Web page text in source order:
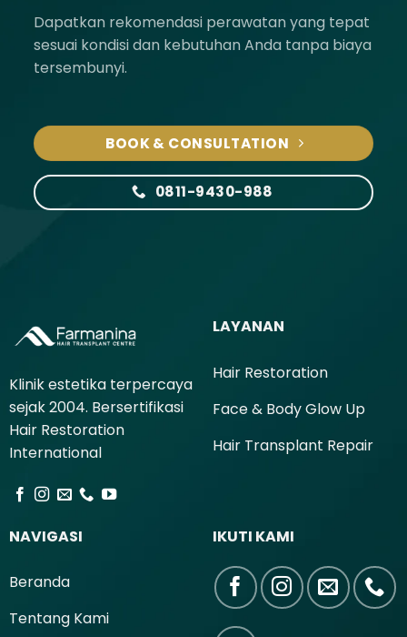
Dapatkan rekomendasi perawatan yang tepat
sesuai kondisi dan kebutuhan Anda tanpa biaya
tersembunyi.
BOOK & CONSULTATION
0811-9430-988
Klinik estetika terpercaya
sejak 2004. Bersertifikasi
Hair Restoration
International
LAYANAN
Hair Restoration
Face & Body Glow Up
Hair Transplant Repair
NAVIGASI
Beranda
Tentang Kami
IKUTI KAMI